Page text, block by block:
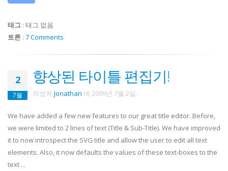
태그 : 태그 없음
토론 : 7 Comments
2
7월
향상된 타이틀 편집기!
작성자Jonathan 에 2009년 7월 2일 .
We have added a few new features to our great title editor. Before,
we were limited to 2 lines of text (Title & Sub-Title). We have improved
it to now introspect the SVG title and allow the user to edit all text
elements. Also, it now defaults the values of these text-boxes to the
text ...